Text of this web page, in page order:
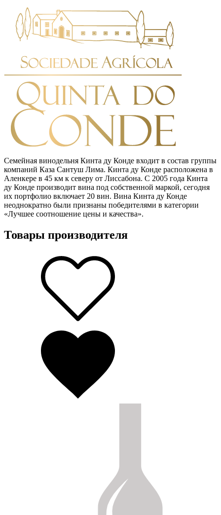
Семейная винодельня Кинта ду Конде входит в состав группы
компаний Каза Сантуш Лима. Кинта ду Конде расположена в
Аленкере в 45 км к северу от Лиссабона. C 2005 года Кинта
ду Конде производит вина под собственной маркой, сегодня
их портфолио включает 20 вин. Вина Кинта ду Конде
неоднократно были признаны победителями в категории
«Лучшее соотношение цены и качества».
Товары производителя